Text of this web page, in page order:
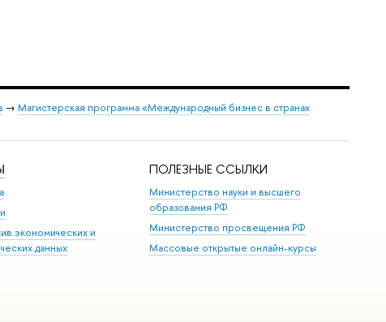
→ Магистерская программа «Международный бизнес в странах
экономических и
данных
ПОЛЕЗНЫЕ ССЫЛКИ
Министерство науки и высшего
образования РФ
Министерство просвещения РФ
Массовые открытые онлайн-курсы